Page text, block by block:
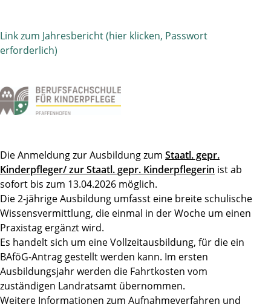
Link zum Jahresbericht (hier klicken, Passwort
erforderlich)
Die Anmeldung zur Ausbildung zum Staatl. gepr.
Kinderpfleger/ zur Staatl. gepr. Kinderpflegerin ist ab
sofort bis zum 13.04.2026 möglich.
Die 2-jährige Ausbildung umfasst eine breite schulische
Wissensvermittlung, die einmal in der Woche um einen
Praxistag ergänzt wird.
Es handelt sich um eine Vollzeitausbildung, für die ein
BAföG-Antrag gestellt werden kann. Im ersten
Ausbildungsjahr werden die Fahrtkosten vom
zuständigen Landratsamt übernommen.
Weitere Informationen zum Aufnahmeverfahren und